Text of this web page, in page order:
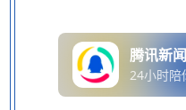
腾讯新
24小时陪